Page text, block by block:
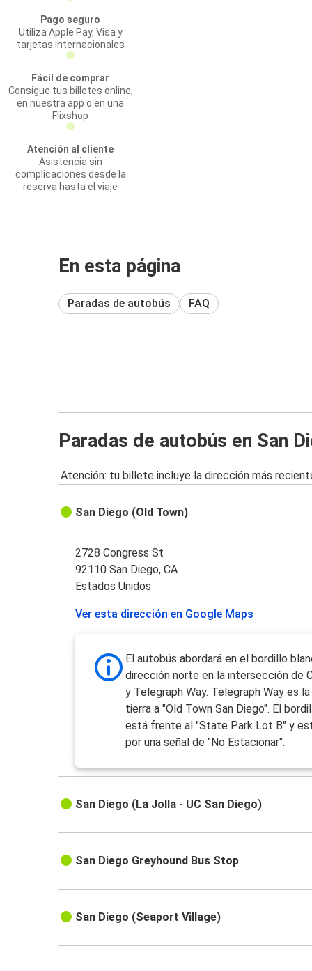
Pago seguro
Utiliza Apple Pay, Visa y
tarjetas internacionales
Fácil de comprar
Consigue tus billetes online,
en nuestra app o en una
Flixshop
Atención al cliente
Asistencia sin
complicaciones desde la
reserva hasta el viaje
En esta página
Paradas de autobús FAQ
Paradas de autobús en San
Atención: tu billete incluye la dirección más
San Diego (Old Town)
2728 Congress St
92110 San Diego, CA
Estados Unidos
Ver esta dirección en Google Maps
El autobús abordará en el bordillo
dirección norte en la intersección de
y Telegraph Way. Telegraph Way es
tierra a "Old Town San Diego". El
está frente al "State Park Lot B" y
por una señal de "No Estacionar".
San Diego (La Jolla - UC San Diego)
San Diego Greyhound Bus Stop
San Diego (Seaport Village)